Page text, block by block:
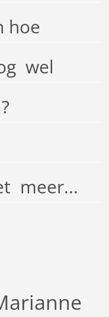
hoe
wel
meer...